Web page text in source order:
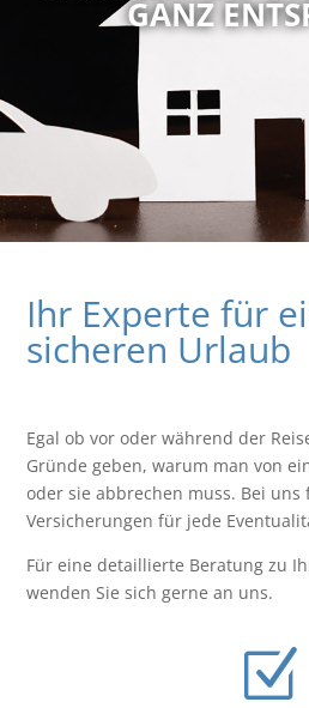
GANZ
Ihr Experte für
sicheren Urlaub
Egal ob vor oder während der
Gründe geben, warum man von
oder sie abbrechen muss. Bei uns
Versicherungen für jede
Für eine detaillierte Beratung zu
wenden Sie sich gerne an uns.
Z